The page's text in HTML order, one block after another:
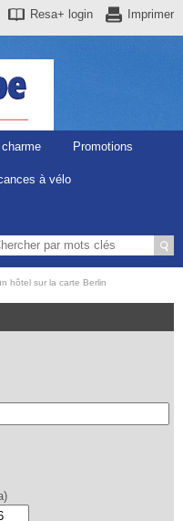
Imprimer
Resa+ login
Promotions
à vélo
hôtel sur la carte Berlin